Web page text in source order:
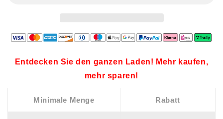
Entdecken Sie den ganzen Laden! Mehr kaufen,
mehr sparen!
Minimale Menge Rabatt